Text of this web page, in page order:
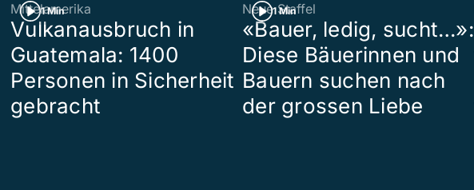
1 Min
Mittelamerika
Vulkanausbruch in
Guatemala: 1400
Personen in Sicherheit
gebracht
1 Min
Neue Staffel
«Bauer, ledig, sucht…»:
Diese Bäuerinnen und
Bauern suchen nach
der grossen Liebe